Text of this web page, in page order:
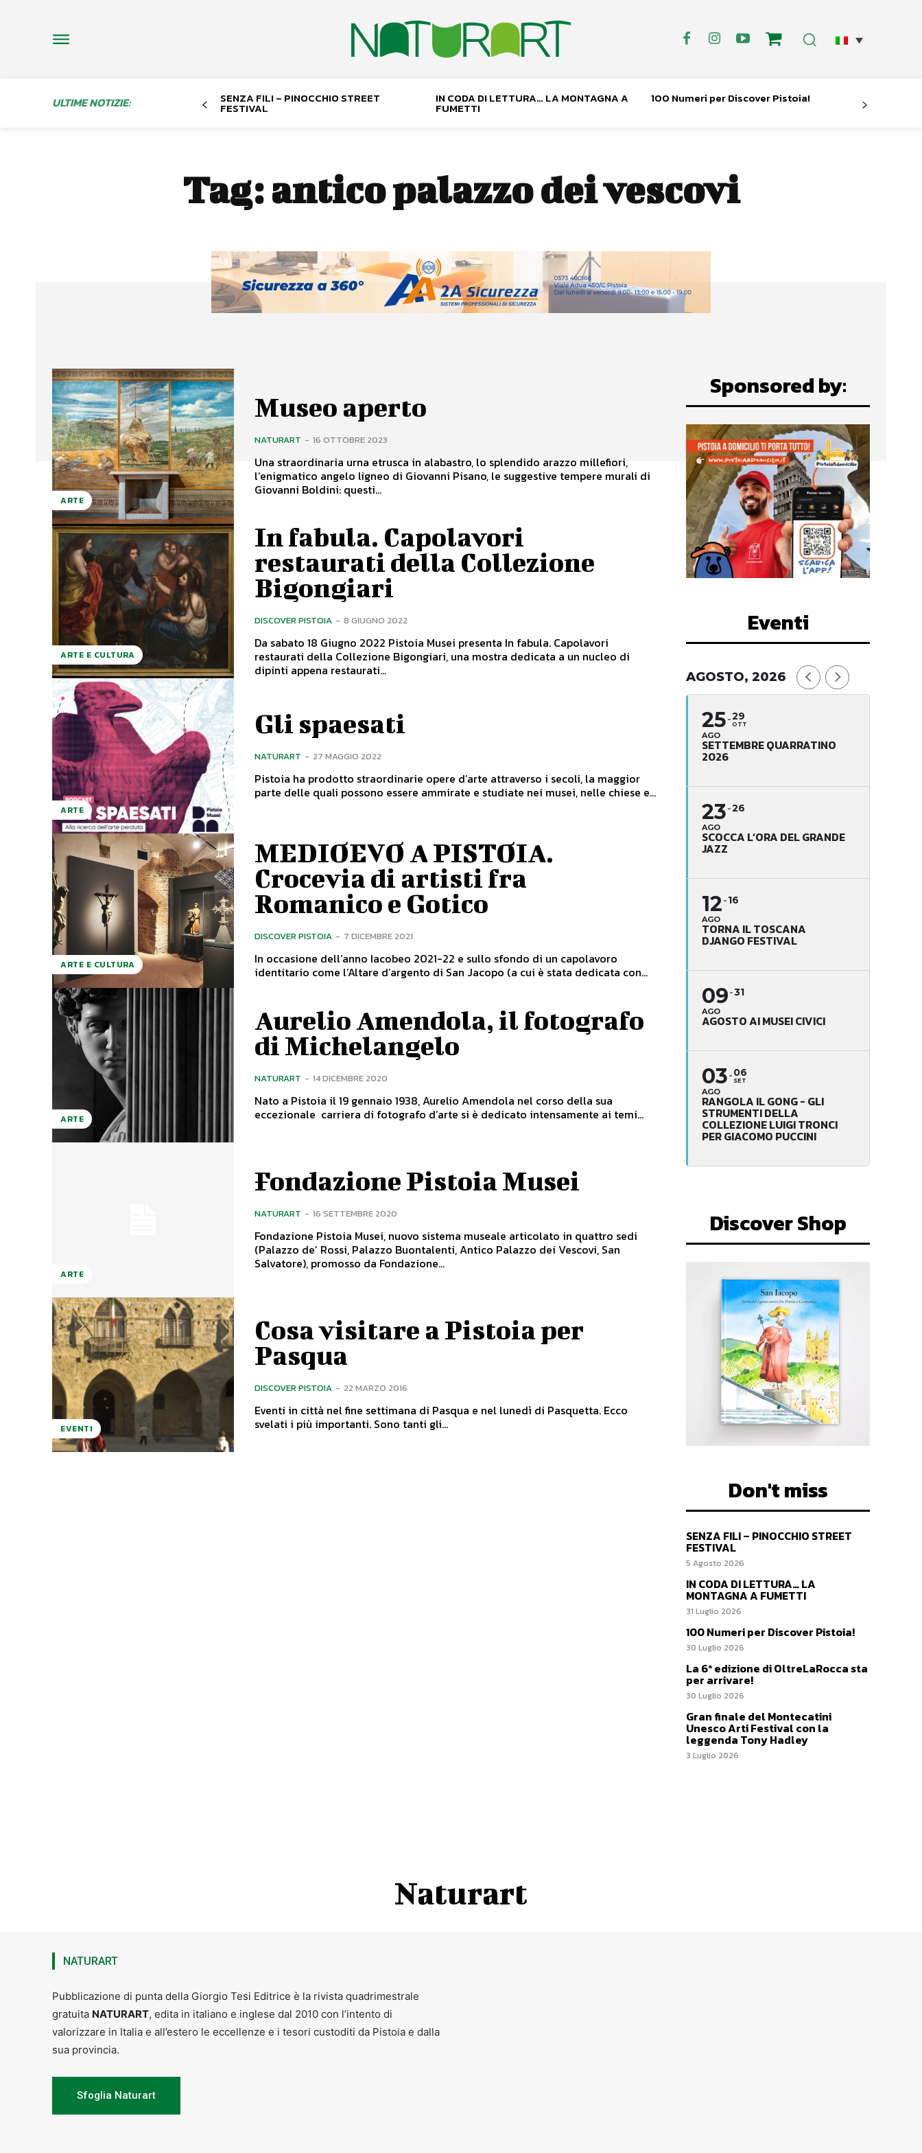
ULTIME NOTIZIE: SENZA FILI – PINOCCHIO STREET
FESTIVAL
IN CODA DI LETTURA… LA MONTAGNA A
FUMETTI
100 Numeri per Discover Pistoia!
Tag:antico palazzo dei vescovi
ARTE
Museo aperto
NATURART - 16 OTTOBRE 2023
Una straordinaria urna etrusca in alabastro, lo splendido arazzo millefiori,
l’enigmatico angelo ligneo di Giovanni Pisano, le suggestive tempere murali di
Giovanni Boldini: questi...
ARTE E CULTURA
In fabula. Capolavori
restaurati della Collezione
Bigongiari
DISCOVER PISTOIA - 8 GIUGNO 2022
Da sabato 18 Giugno 2022 Pistoia Musei presenta In fabula. Capolavori
restaurati della Collezione Bigongiari, una mostra dedicata a un nucleo di
dipinti appena restaurati...
ARTE
Gli spaesati
NATURART - 27 MAGGIO 2022
Pistoia ha prodotto straordinarie opere d’arte attraverso i secoli, la maggior
parte delle quali possono essere ammirate e studiate nei musei, nelle chiese e...
ARTE E CULTURA
MEDIOEVO A PISTOIA.
Crocevia di artisti fra
Romanico e Gotico
DISCOVER PISTOIA - 7 DICEMBRE 2021
In occasione dell’anno Iacobeo 2021-22 e sullo sfondo di un capolavoro
identitario come l’Altare d’argento di San Jacopo (a cui è stata dedicata con...
ARTE
Aurelio Amendola, il fotografo
di Michelangelo
NATURART - 14 DICEMBRE 2020
Nato a Pistoia il 19 gennaio 1938, Aurelio Amendola nel corso della sua
eccezionale carriera di fotografo d’arte si è dedicato intensamente ai temi...
ARTE
Fondazione Pistoia Musei
NATURART - 16 SETTEMBRE 2020
Fondazione Pistoia Musei, nuovo sistema museale articolato in quattro sedi
(Palazzo de’ Rossi, Palazzo Buontalenti, Antico Palazzo dei Vescovi, San
Salvatore), promosso da Fondazione...
EVENTI
Cosa visitare a Pistoia per
Pasqua
DISCOVER PISTOIA - 22 MARZO 2016
Eventi in città nel fine settimana di Pasqua e nel lunedì di Pasquetta. Ecco
svelati i più importanti. Sono tanti gli...
Sponsored by:
Eventi
AGOSTO, 2026
25
AGO
29
OTT
SETTEMBRE QUARRATINO
2026
23
AGO
26
SCOCCA L’ORA DEL GRANDE
JAZZ
12
AGO
16
TORNA IL TOSCANA
DJANGO FESTIVAL
09
AGO
31
AGOSTO AI MUSEI CIVICI
03
AGO
06
SET
RANGOLA IL GONG - GLI
STRUMENTI DELLA
COLLEZIONE LUIGI TRONCI
PER GIACOMO PUCCINI
Discover Shop
Don't miss
SENZA FILI – PINOCCHIO STREET
FESTIVAL
5 Agosto 2026
IN CODA DI LETTURA… LA
MONTAGNA A FUMETTI
31 Luglio 2026
100 Numeri per Discover Pistoia!
30 Luglio 2026
La 6ª edizione di OltreLaRocca sta
per arrivare!
30 Luglio 2026
Gran finale del Montecatini
Unesco Arti Festival con la
leggenda Tony Hadley
3 Luglio 2026
Naturart
NATURART
Pubblicazione di punta della Giorgio Tesi Editrice è la rivista quadrimestrale
gratuita NATURART, edita in italiano e inglese dal 2010 con l’intento di
valorizzare in Italia e all’estero le eccellenze e i tesori custoditi da Pistoia e dalla
sua provincia.
Sfoglia Naturart